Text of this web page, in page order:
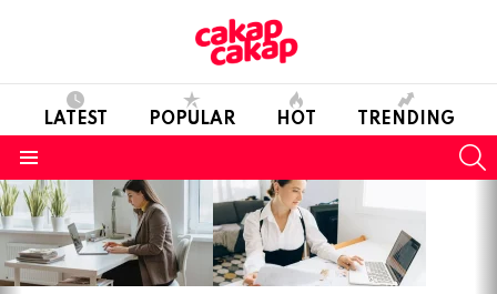
LATEST POPULAR HOT TRENDING
LATEST
STORIES